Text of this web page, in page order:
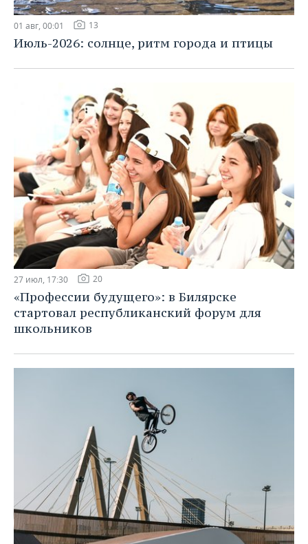
01 авг, 00:01 13
Июль-2026: солнце, ритм города и птицы
27 июл, 17:30 20
«Профессии будущего»: в Билярске
стартовал республиканский форум для
школьников